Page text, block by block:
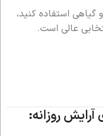
استفاده کنید،
روزانه: